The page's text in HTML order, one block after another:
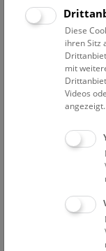
16. Januar
Bisher keine
in der Regel
Diese
ihren Sitz
mit
Videos
angezeigt.